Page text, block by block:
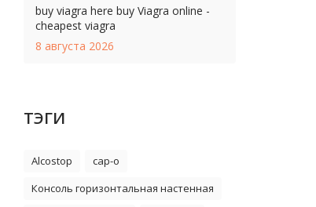
buy viagra here buy Viagra online -
cheapest viagra
8 августа 2026
ТЭГИ
Alcostop
cap-o
Консоль горизонтальная настенная